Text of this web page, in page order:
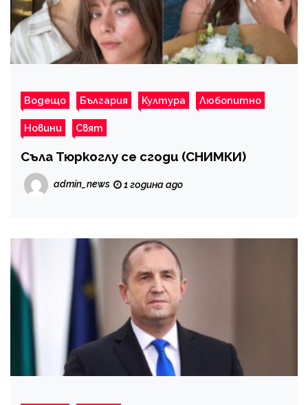
Водещо България Култура Любопитно
Новини Свят
Съла Тюркоглу се сгоди (СНИМКИ)
admin_news 1 година ago